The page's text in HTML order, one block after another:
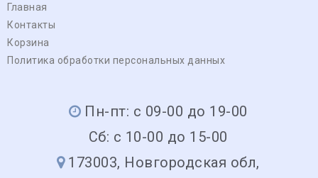
Главная
Контакты
Корзина
Политика обработки персональных данных
Пн-пт: с 09-00 до 19-00
Сб: с 10-00 до 15-00
173003, Новгородская обл,